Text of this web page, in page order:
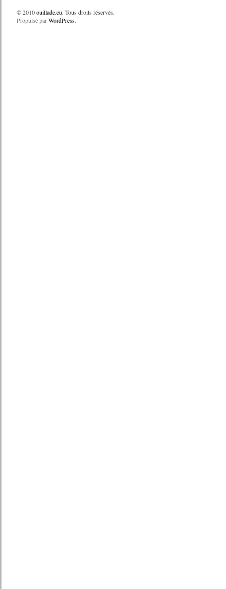
© 2010ouillade.eu. Tous droits réservés.
Propulsé parWordPress.